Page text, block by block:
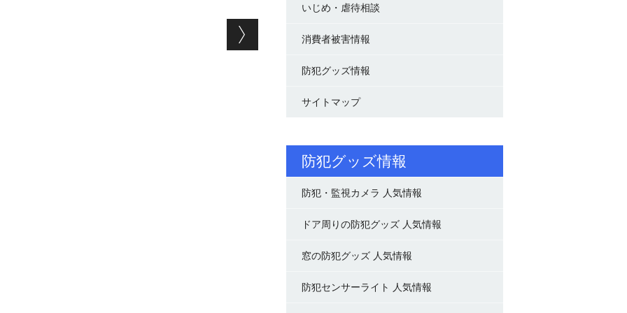
いじめ・虐待相談
消費者被害情報
防犯グッズ情報
サイトマップ
防犯グッズ情報
防犯・監視カメラ 人気情報
ドア周りの防犯グッズ 人気情報
窓の防犯グッズ 人気情報
防犯センサーライト 人気情報